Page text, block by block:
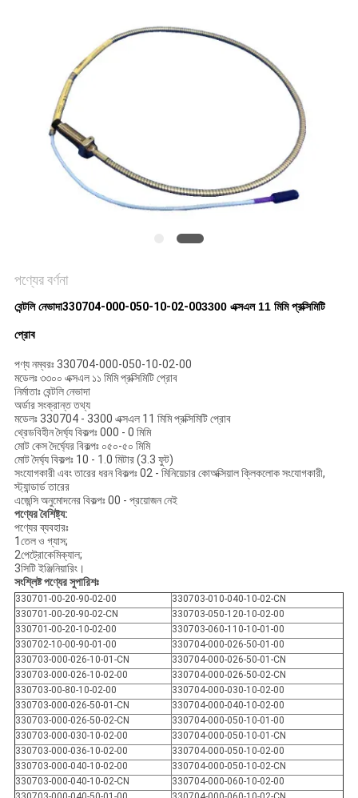
গোপনীয়তা
পণ্যের বর্ণনা
বেন্টলি নেভাদা330704-000-050-10-02-003300 এক্সএল 11 মিমি প্রক্সিমিটি
প্রোব
পণ্য নম্বরঃ 330704-000-050-10-02-00
মডেলঃ ৩৩০০ এক্সএল ১১ মিমি প্রক্সিমিটি প্রোব
নির্মাতাঃ বেন্টলি নেভাদা
অর্ডার সংক্রান্ত তথ্য
মডেলঃ 330704 - 3300 এক্সএল 11 মিমি প্রক্সিমিটি প্রোব
থ্রেডবিহীন দৈর্ঘ্য বিকল্পঃ 000 - 0 মিমি
মোট কেস দৈর্ঘ্যের বিকল্পঃ ০৫০-৫০ মিমি
মোট দৈর্ঘ্য বিকল্পঃ 10 - 1.0 মিটার (3.3 ফুট)
সংযোগকারী এবং তারের ধরন বিকল্পঃ 02 - মিনিয়েচার কোঅক্সিয়াল ক্লিকলোক সংযোগকারী,
স্ট্যান্ডার্ড তারের
এজেন্সি অনুমোদনের বিকল্পঃ 00 - প্রয়োজন নেই
পণ্যের বৈশিষ্ট্য:
পণ্যের ব্যবহারঃ
1তেল ও গ্যাস;
2পেট্রোকেমিক্যাল;
3সিটি ইঞ্জিনিয়ারিং।
সংশ্লিষ্ট পণ্যের সুপারিশঃ
330701-00-20-90-02-00
330703-010-040-10-02-CN
330701-00-20-90-02-CN
330703-050-120-10-02-00
330701-00-20-10-02-00
330703-060-110-10-01-00
330702-10-00-90-01-00
330704-000-026-50-01-00
330703-000-026-10-01-CN
330704-000-026-50-01-CN
330703-000-026-10-02-00
330704-000-026-50-02-CN
330703-00-80-10-02-00
330704-000-030-10-02-00
330703-000-026-50-01-CN
330704-000-040-10-02-00
330703-000-026-50-02-CN
330704-000-050-10-01-00
330703-000-030-10-02-00
330704-000-050-10-01-CN
330703-000-036-10-02-00
330704-000-050-10-02-00
330703-000-040-10-02-00
330704-000-050-10-02-CN
330703-000-040-10-02-CN
330704-000-060-10-02-00